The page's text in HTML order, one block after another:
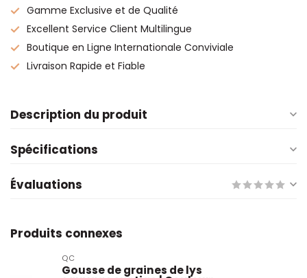
Gamme Exclusive et de Qualité
Excellent Service Client Multilingue
Boutique en Ligne Internationale Conviviale
Livraison Rapide et Fiable
Description du produit
Spécifications
Évaluations
Produits connexes
QC
Gousse de graines de lys